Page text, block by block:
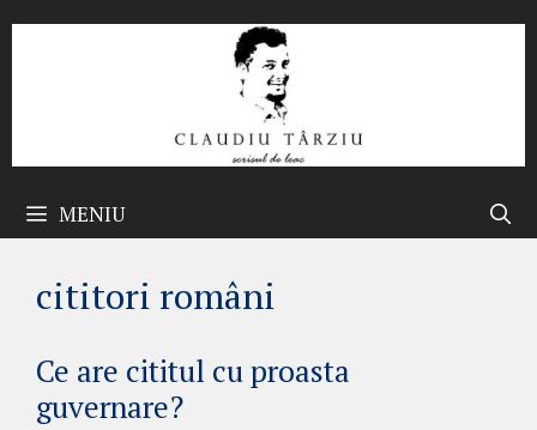
MENIU
cititori români
Ce are cititul cu proasta
guvernare?